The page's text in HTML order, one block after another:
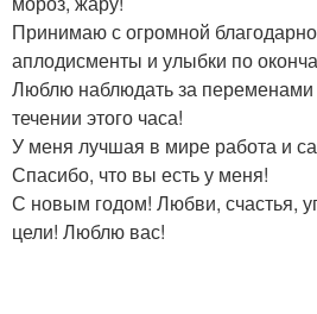
Принимаю с огромной
аплодисменты и улыбки по
Люблю наблюдать за
течении этого часа!
У меня лучшая в мире работа и
Спасибо, что вы есть у меня!
С новым годом! Любви, счастья,
цели! Люблю вас!